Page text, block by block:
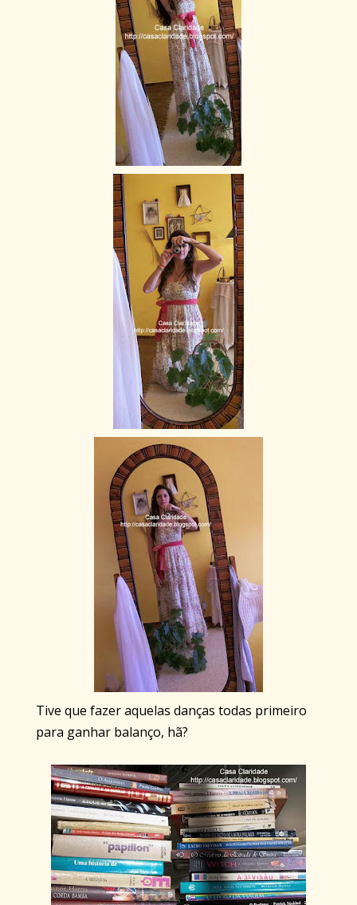
Tive que fazer aquelas danças todas primeiro
para ganhar balanço, hã?